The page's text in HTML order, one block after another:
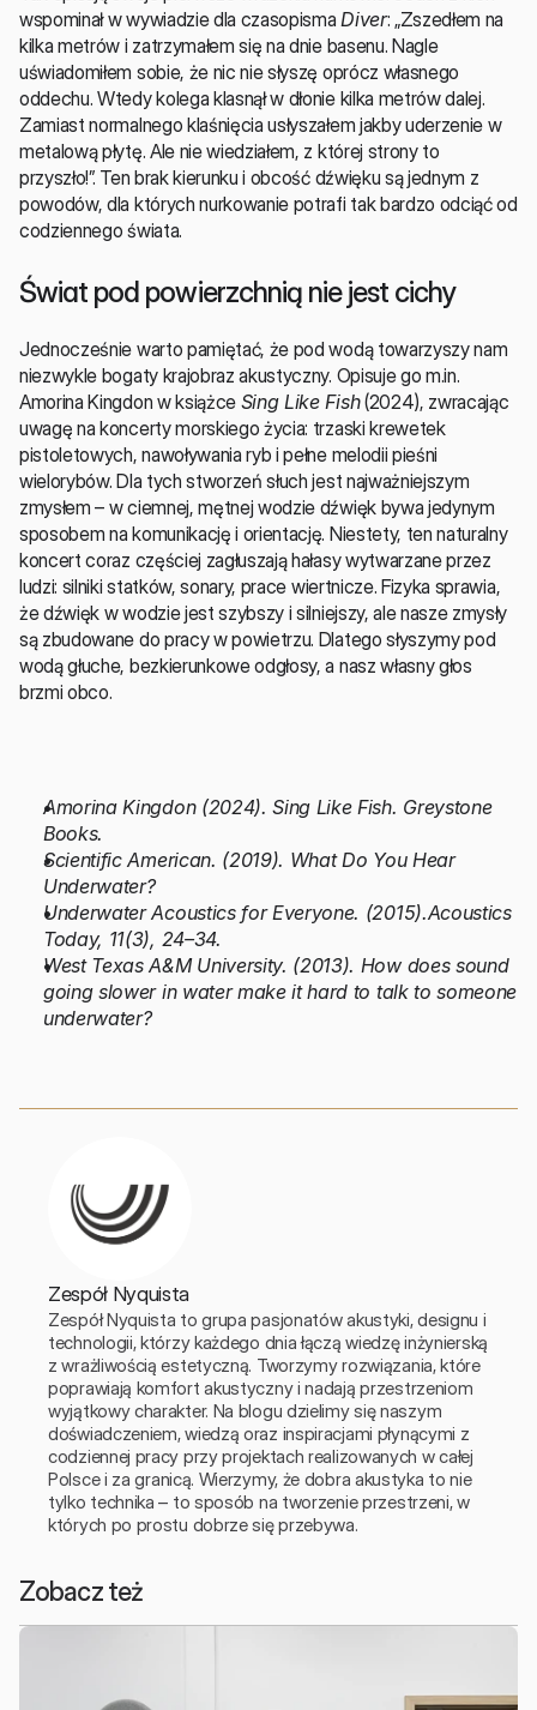
wspominał w wywiadzie dla czasopisma Diver: „Zszedłem na
kilka metrów i zatrzymałem się na dnie basenu. Nagle
uświadomiłem sobie, że nic nie słyszę oprócz własnego
oddechu. Wtedy kolega klasnął w dłonie kilka metrów dalej.
Zamiast normalnego klaśnięcia usłyszałem jakby uderzenie w
metalową płytę. Ale nie wiedziałem, z której strony to
przyszło!”. Ten brak kierunku i obcość dźwięku są jednym z
powodów, dla których nurkowanie potrafi tak bardzo odciąć od
codziennego świata.
Świat pod powierzchnią nie jest cichy
Jednocześnie warto pamiętać, że pod wodą towarzyszy nam
niezwykle bogaty krajobraz akustyczny. Opisuje go m.in.
Amorina Kingdon w książce Sing Like Fish (2024), zwracając
uwagę na koncerty morskiego życia: trzaski krewetek
pistoletowych, nawoływania ryb i pełne melodii pieśni
wielorybów. Dla tych stworzeń słuch jest najważniejszym
zmysłem – w ciemnej, mętnej wodzie dźwięk bywa jedynym
sposobem na komunikację i orientację. Niestety, ten naturalny
koncert coraz częściej zagłuszają hałasy wytwarzane przez
ludzi: silniki statków, sonary, prace wiertnicze. Fizyka sprawia,
że dźwięk w wodzie jest szybszy i silniejszy, ale nasze zmysły
są zbudowane do pracy w powietrzu. Dlatego słyszymy pod
wodą głuche, bezkierunkowe odgłosy, a nasz własny głos
brzmi obco.
Amorina Kingdon (2024). Sing Like Fish. Greystone
Books.
Scientific American. (2019). What Do You Hear
Underwater?
Underwater Acoustics for Everyone. (2015).Acoustics
Today, 11(3), 24–34.
West Texas A&M University. (2013). How does sound
going slower in water make it hard to talk to someone
underwater?
Zespół Nyquista
Zespół Nyquista to grupa pasjonatów akustyki, designu i
technologii, którzy każdego dnia łączą wiedzę inżynierską
z wrażliwością estetyczną. Tworzymy rozwiązania, które
poprawiają komfort akustyczny i nadają przestrzeniom
wyjątkowy charakter. Na blogu dzielimy się naszym
doświadczeniem, wiedzą oraz inspiracjami płynącymi z
codziennej pracy przy projektach realizowanych w całej
Polsce i za granicą. Wierzymy, że dobra akustyka to nie
tylko technika – to sposób na tworzenie przestrzeni, w
których po prostu dobrze się przebywa.
Zobacz też